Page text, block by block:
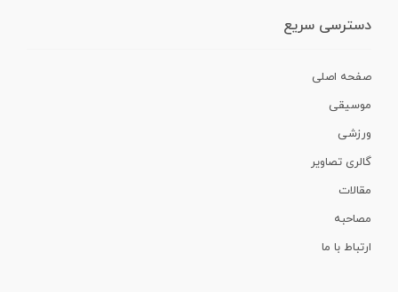
دسترسی سریع
صفحه اصلی
موسیقی
ورزشی
گالری تصاویر
مقالات
مصاحبه
ارتباط با ما